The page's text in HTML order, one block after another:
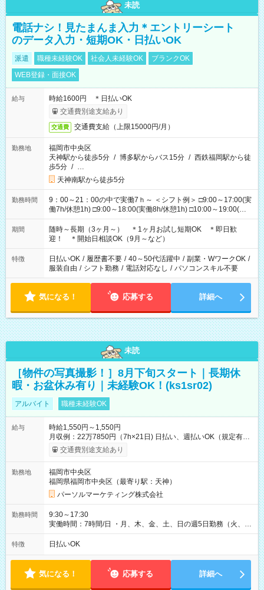
未読
電話ナシ！見たまんま入力＊エントリーシート
のデータ入力・短期OK・日払いOK
派遣 職種未経験OK 社会人未経験OK
ブランクOK
WEB登録・面接OK
給与
時給1600円 ＊日払いOK
交通費別途支給あり
交通費 交通費支給（上限15000円/月）
勤務地
福岡市中央区
天神駅から徒歩5分 / 博多駅からバス15分 / 西鉄福岡駅から徒
歩5分 / …
天神南駅から徒歩5分
勤務時間
9：00～21：00の中で実働7ｈ～ ＜シフト例＞ □9:00～17:00(実
働7h/休憩1h) □9:00～18:00(実働8h/休憩1h) □10:00～19:00(実
働8h/休憩1h) □11:00～20:00(実働8h/休憩1h) □12:00～20:00(実
働7h/休憩1h) □12:00～21:00(実働7h/休憩1h) ＊固定OK ＊選べ
る時間帯！
期間
随時～長期（3ヶ月～） ＊1ヶ月お試し短期OK ＊即日歓
迎！ ＊開始日相談OK（9月～など）
特徴 日払いOK / 履歴書不要 / 40～50代活躍中 / 副業・WワークOK /
服装自由 / シフト勤務 / 電話対応なし / パソコンスキル不要
気になる！ 応募する 詳細へ
未読
［物件の写真撮影！］8月下旬スタート｜長期休
暇・お盆休み有り｜未経験OK！(ks1sr02)
アルバイト 職種未経験OK
給与
時給1,550円～1,550円
月収例：22万7850円（7h×21日) 日払い、週払いOK（規定有
り） 【試用期間】試用期間なし
交通費別途支給あり
勤務地
福岡市中央区
福岡県福岡市中央区（最寄り駅：天神）
パーソルマーケティング株式会社
勤務時間
9:30～17:30
実働時間：7時間/日 ・月、木、金、土、日の週5日勤務（火、水
は固定休です／GW、お盆、年末年始等、長期休暇有り！） ・
ワンシフト！ ・残業ほぼナシ（0～5h/月）
特徴 日払いOK
気になる！ 応募する 詳細へ